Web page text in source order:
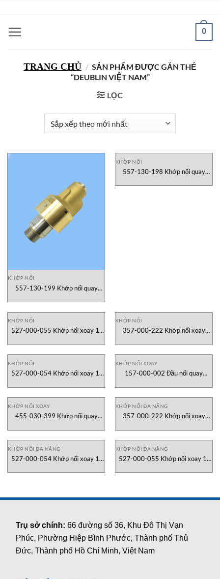
nội
0
TRANG CHỦ / SẢN PHẨM ĐƯỢC GẮN THẺ
“DEUBLIN VIỆT NAM”
LỌC
KHỚP NỐI
557-130-199 Khớp nối quay
KHỚP NỐI
557-130-198 Khớp nối quay
KHỚP NỐI
527-000-055 Khớp nối xoay 1-
KHỚP NỐI
357-000-222 Khớp nối xoay
KHỚP NỐI
527-000-054 Khớp nối xoay 1-
KHỚP NỐI XOAY
157-000-002 Đầu nối quay
DEUBLIN Vietnam
KHỚP NỐI XOAY
455-030-399 Khớp nối quay
Vietnam
KHỚP NỐI ĐA NĂNG
357-000-222 Khớp nối xoay
KHỚP NỐI ĐA NĂNG
527-000-054 Khớp nối xoay 1-
KHỚP NỐI ĐA NĂNG
527-000-055 Khớp nối xoay 1-
Trụ sở chính:66 đường số 36, Khu Đô Thị Vạn
Phúc, Phường Hiệp Bình Phước, Thành phố Thủ
Đức, Thành phố Hồ Chí Minh, Việt Nam